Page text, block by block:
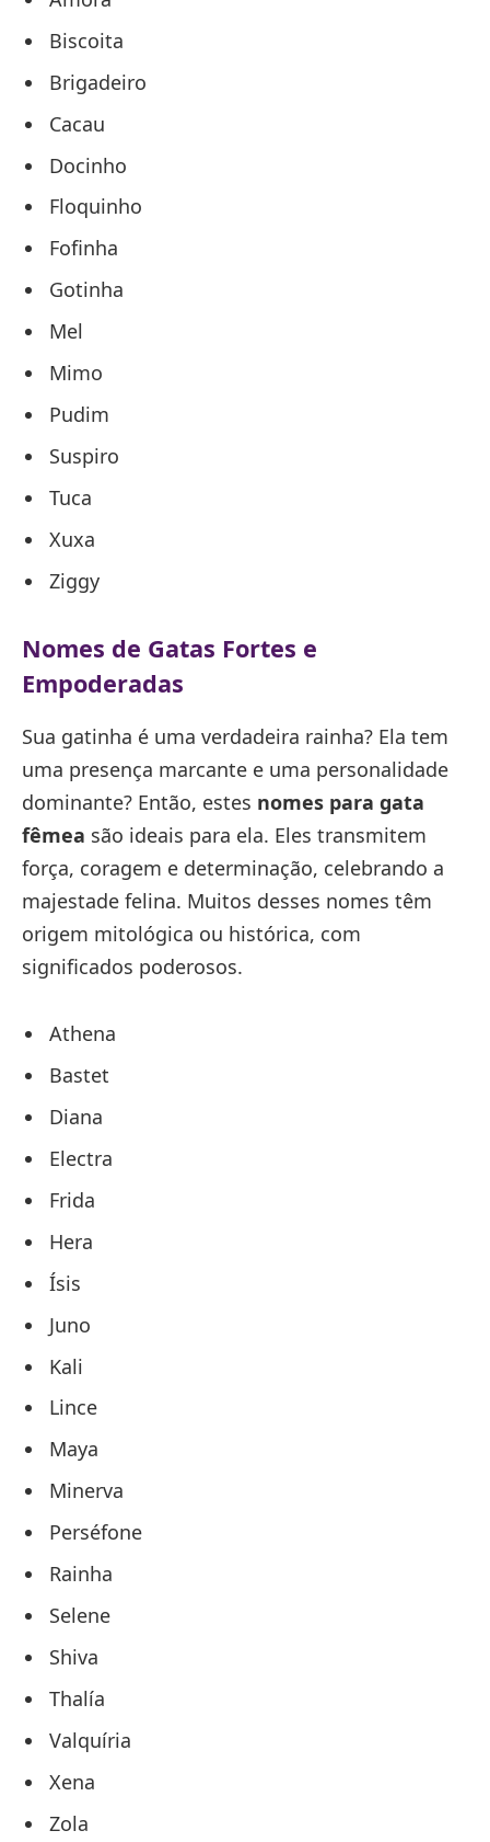
Biscoita
Brigadeiro
Cacau
Docinho
Floquinho
Fofinha
Gotinha
Mel
Mimo
Pudim
Suspiro
Tuca
Xuxa
Ziggy
Nomes de Gatas Fortes e
Empoderadas
Sua gatinha é uma verdadeira rainha? Ela tem
uma presença marcante e uma personalidade
dominante? Então, estes nomes para gata
fêmea são ideais para ela. Eles transmitem
força, coragem e determinação, celebrando a
majestade felina. Muitos desses nomes têm
origem mitológica ou histórica, com
significados poderosos.
Athena
Bastet
Diana
Electra
Frida
Hera
Ísis
Juno
Kali
Lince
Maya
Minerva
Perséfone
Rainha
Selene
Shiva
Thalía
Valquíria
Xena
Zola